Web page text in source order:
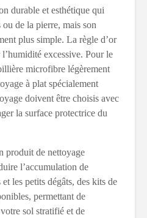
durable et esthétique qui
de la pierre, mais son
plus simple. La règle d’or
excessive. Pour le
microfibre légèrement
à plat spécialement
doivent être choisis avec
la surface protectrice du
produit de nettoyage
l’accumulation de
les petits dégâts, des kits de
permettant de
sol stratifié et de